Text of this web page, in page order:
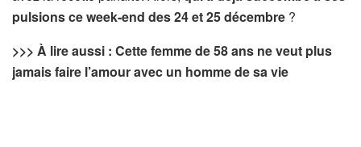
pulsions ce week-end des 24 et 25 décembre ?
>>> À lire aussi : Cette femme de 58 ans ne veut plus
jamais faire l’amour avec un homme de sa vie